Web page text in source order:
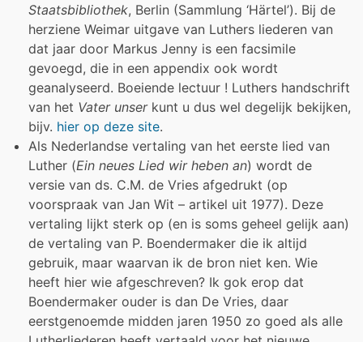
Staatsbibliothek, Berlin (Sammlung ‘Härtel’). Bij de
herziene Weimar uitgave van Luthers liederen van
dat jaar door Markus Jenny is een facsimile
gevoegd, die in een appendix ook wordt
geanalyseerd. Boeiende lectuur ! Luthers handschrift
van het Vater unser kunt u dus wel degelijk bekijken,
bijv. hier op deze site.
Als Nederlandse vertaling van het eerste lied van
Luther (Ein neues Lied wir heben an) wordt de
versie van ds. C.M. de Vries afgedrukt (op
voorspraak van Jan Wit – artikel uit 1977). Deze
vertaling lijkt sterk op (en is soms geheel gelijk aan)
de vertaling van P. Boendermaker die ik altijd
gebruik, maar waarvan ik de bron niet ken. Wie
heeft hier wie afgeschreven? Ik gok erop dat
Boendermaker ouder is dan De Vries, daar
eerstgenoemde midden jaren 1950 zo goed als alle